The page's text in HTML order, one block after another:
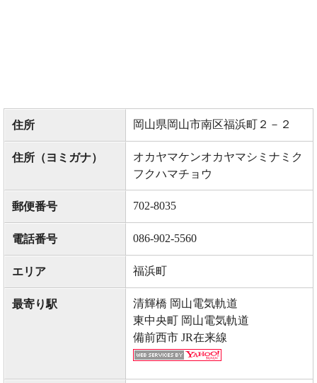
住所 岡山県岡山市南区福浜町２－２
住所（ヨミガナ）
オカヤマケンオカヤマシミナミク
フクハマチョウ
郵便番号 702-8035
電話番号 086-902-5560
エリア 福浜町
最寄り駅
清輝橋 岡山電気軌道
東中央町 岡山電気軌道
備前西市 JR在来線